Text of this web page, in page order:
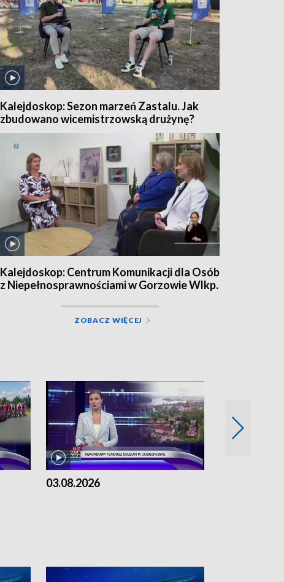
Kalejdoskop: Sezon marzeń Zastalu. Jak
zbudowano wicemistrzowską drużynę?
Kalejdoskop: Centrum Komunikacji dla Osób
z Niepełnosprawnościami w Gorzowie Wlkp.
ZOBACZ WIĘCEJ
03.08.2026